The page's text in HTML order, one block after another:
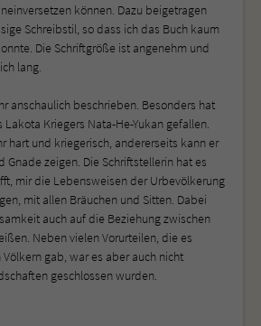
können. Dazu beigetragen
Schreibstil, so dass ich das Buch kaum
Die Schriftgröße ist angenehm und
lang.
anschaulich beschrieben. Besonders hat
Kriegers Nata-He-Yukan gefallen.
hart und kriegerisch, andererseits kann er
Gnade zeigen. Die Schriftstellerin hat es
mir die Lebensweisen der Urbevölkerung
mit allen Bräuchen und Sitten. Dabei
auch auf die Beziehung zwischen
Neben vielen Vorurteilen, die es
gab, war es aber auch nicht
geschlossen wurden.